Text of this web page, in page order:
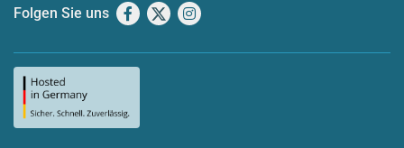
Folgen Sie uns Facebook
X Instagram